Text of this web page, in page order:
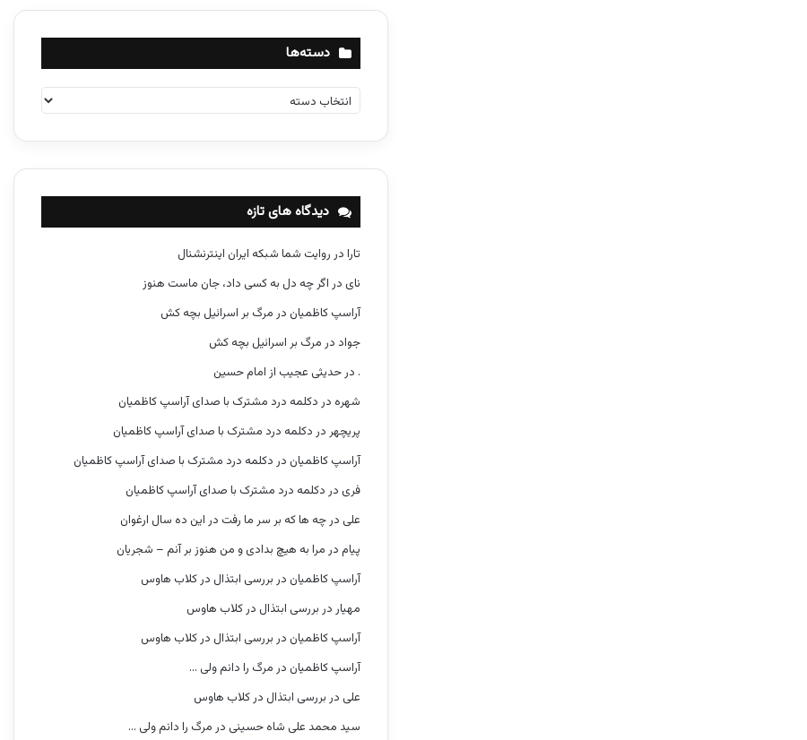
دسته‌ها
س
ه
دیدگاه های تازه
تارا در روایت شما شبکه ایران اینترنشنال
نای در اگر چه دل به کسی داد، جان ماست هنوز
آراسپ کاظمیان در مرگ بر اسرائیل بچه کش
جواد در مرگ بر اسرائیل بچه کش
. درحدیثی عجیب از امام حسین
شهره در دکلمه درد مشترک با صدای آراسپ کاظمیان
پریچهر در دکلمه درد مشترک با صدای آراسپ کاظمیان
آراسپ کاظمیان در دکلمه درد مشترک با صدای آراسپ کاظمیان
فری در دکلمه درد مشترک با صدای آراسپ کاظمیان
علی درچه ها که بر سر ما رفت در این ده سال ارغوان
پیام در مرا به هیچ بدادی و من هنوز بر آنم – شجریان
آراسپ کاظمیان در بررسی ابتذال در کلاب هاوس
مهیار در بررسی ابتذال در کلاب هاوس
آراسپ کاظمیان در بررسی ابتذال در کلاب هاوس
آراسپ کاظمیان در مرگ را دانم ولی …
علی در بررسی ابتذال در کلاب هاوس
سید محمد علی شاه حسینی در مرگ را دانم ولی …